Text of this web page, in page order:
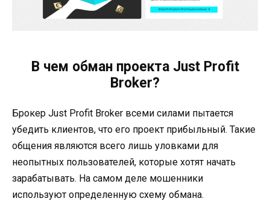
В чем обман проекта Just Profit
Broker?
Брокер Just Profit Broker всеми силами пытается
убедить клиентов, что его проект прибыльный. Такие
общения являются всего лишь уловками для
неопытных пользователей, которые хотят начать
зарабатывать. На самом деле мошенники
используют определенную схему обмана.